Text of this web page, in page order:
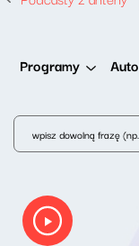
Programy